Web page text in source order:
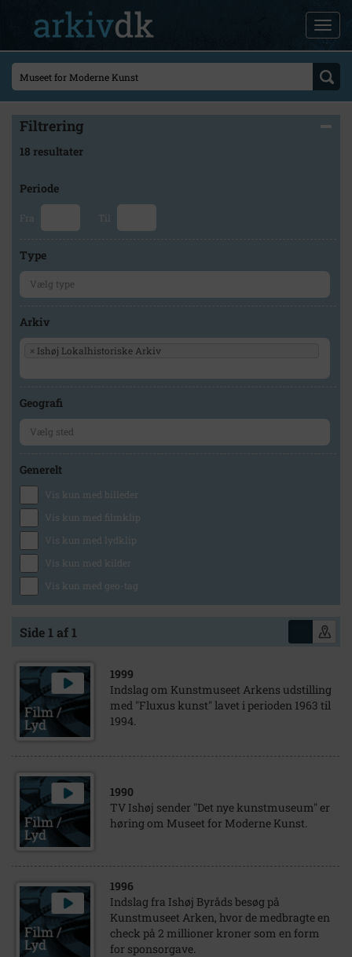
Filtrering
18 resultater
Periode
Fra Til
Type
Arkiv
× Ishøj Lokalhistoriske Arkiv
Geografi
Generelt
Vis kun med billeder
Vis kun med filmklip
Vis kun med lydklip
Vis kun med kilder
Vis kun med geo-tag
Side 1 af 1
1999
Indslag om Kunstmuseet Arkens udstilling
med "Fluxus kunst" lavet i perioden 1963 til
1994.
1990
TV Ishøj sender "Det nye kunstmuseum" er
høring om Museet for Moderne Kunst.
1996
Indslag fra Ishøj Byråds besøg på
Kunstmuseet Arken, hvor de medbragte en
check på 2 millioner kroner som en form
for sponsorgave.